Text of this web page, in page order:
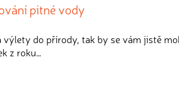
pitné vody
výlety do přírody, tak by se vám jistě
z roku…